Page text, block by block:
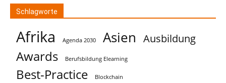
Schlagworte
Afrika Agenda 2030 Asien Ausbildung
Awards Berufsbildung Elearning
Best-Practice Blockchain